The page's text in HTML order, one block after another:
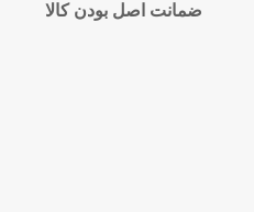
ضمانت اصل بودن کالا